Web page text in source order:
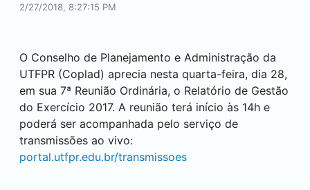
2/27/2018, 8:27:15 PM
O Conselho de Planejamento e Administração da
UTFPR (Coplad) aprecia nesta quarta-feira, dia 28,
em sua 7ª Reunião Ordinária, o Relatório de Gestão
do Exercício 2017. A reunião terá início às 14h e
poderá ser acompanhada pelo serviço de
transmissões ao vivo:
portal.utfpr.edu.br/transmissoes